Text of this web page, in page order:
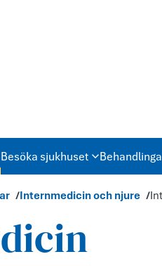
Besöka sjukhuset
Internmedicin och njure